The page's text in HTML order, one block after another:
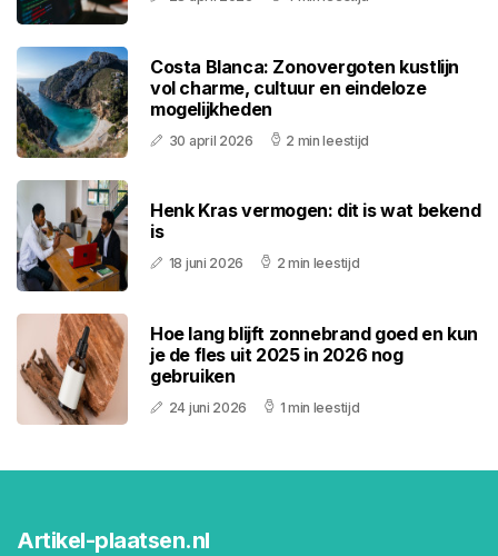
Costa Blanca: Zonovergoten kustlijn
vol charme, cultuur en eindeloze
mogelijkheden
30 april 2026 2 min leestijd
Henk Kras vermogen: dit is wat bekend
is
18 juni 2026 2 min leestijd
Hoe lang blijft zonnebrand goed en kun
je de fles uit 2025 in 2026 nog
gebruiken
24 juni 2026 1 min leestijd
Artikel-plaatsen.nl